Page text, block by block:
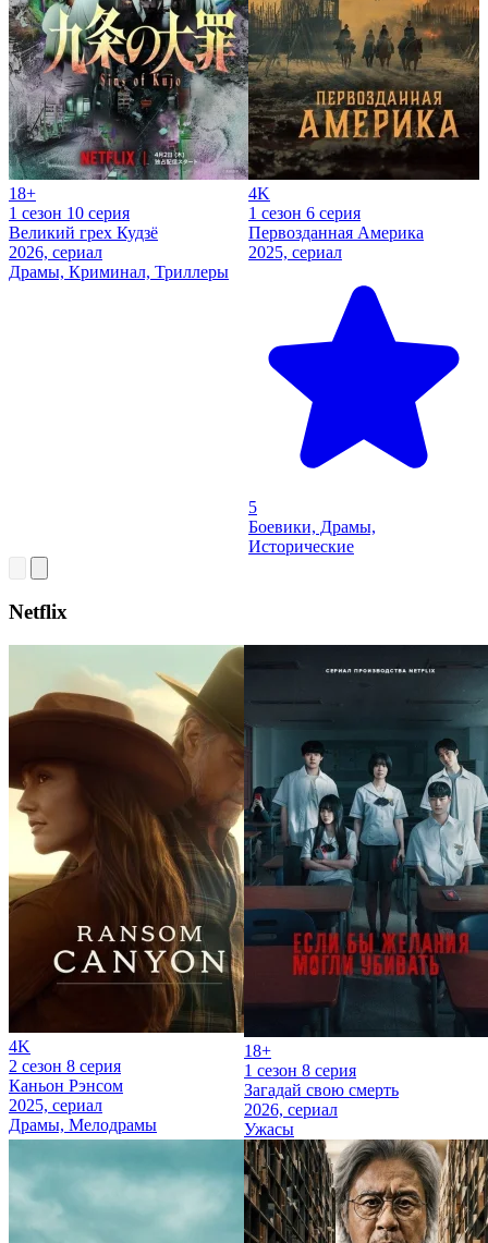
18+
1 сезон 10 серия
Великий грех Кудзё
2026, сериал
Драмы, Криминал, Триллеры
4K
1 сезон 6 серия
Первозданная Америка
2025, сериал
5
Боевики, Драмы,
Исторические
Netflix
4K
2 сезон 8 серия
Каньон Рэнсом
2025, сериал
Драмы, Мелодрамы
18+
1 сезон 8 серия
Загадай свою смерть
2026, сериал
Ужасы